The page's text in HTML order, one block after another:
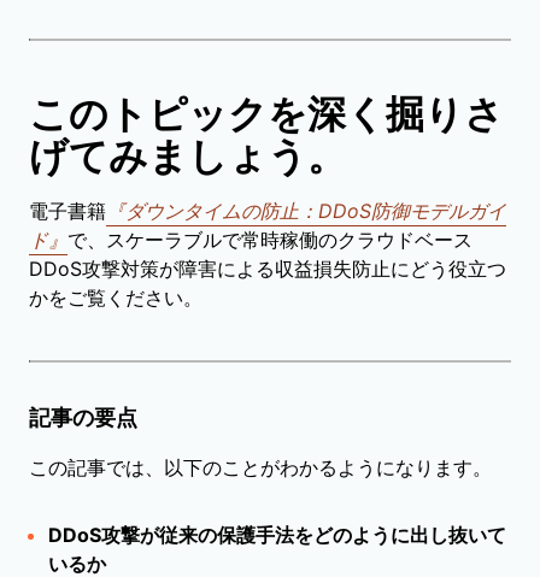
このトピックを深く掘りさ
げてみましょう。
電子書籍 『ダウンタイムの防止：DDoS防御モデルガイ
ド』 で、スケーラブルで常時稼働のクラウドベース
DDoS攻撃対策が障害による収益損失防止にどう役立つ
かをご覧ください。
記事の要点
この記事では、以下のことがわかるようになります。
DDoS攻撃が従来の保護手法をどのように出し抜いて
いるか